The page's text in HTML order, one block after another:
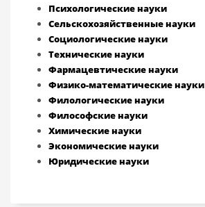
Психологические науки
Сельскохозяйственные науки
Социологические науки
Технические науки
Фармацевтические науки
Физико-математические науки
Филологические науки
Философские науки
Химические науки
Экономические науки
Юридические науки